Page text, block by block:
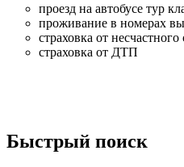
проезд на автобусе тур
проживание в номерах
страховка от несчастного
страховка от ДТП
Быстрый поиск